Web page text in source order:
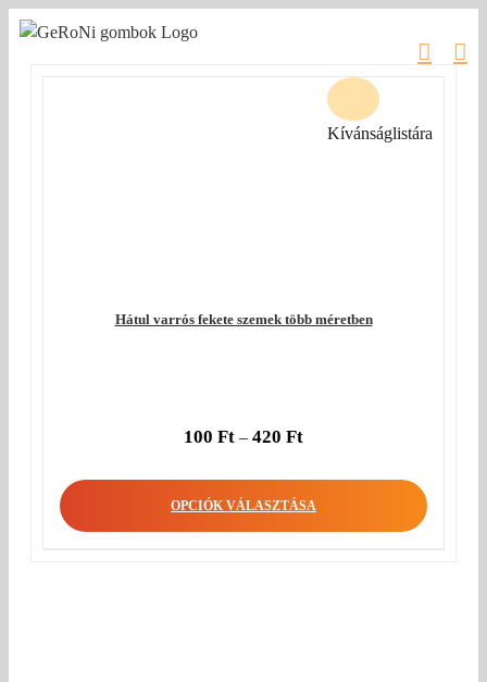
Kihagyás
Hátul varrós fekete szemek több méretben
100 Ft – 420 Ft
OPCIÓK VÁLASZTÁSA
Kívánságlistára